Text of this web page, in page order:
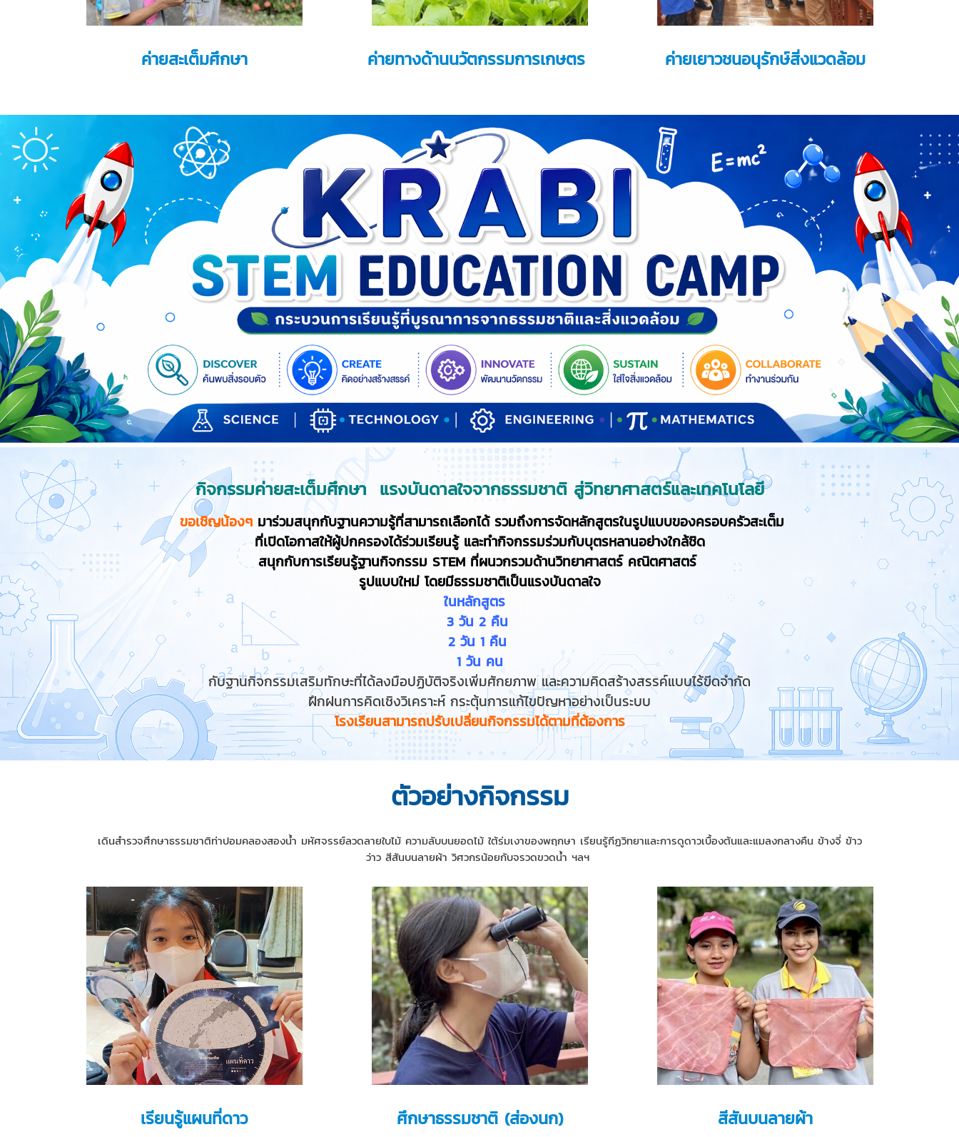
ค่ายสะเต็มศึกษา ค่ายทางด้านนวัตกรรมการเกษตร ค่ายเยาวชนอนุรักษ์สิ่งแวดล้อม
กิจกรรมค่ายสะเต็มศึกษา แรงบันดาลใจจากธรรมชาติ สู่วิทยาศาสตร์และเทคโนโลยี
ขอเชิญน้องๆ มาร่วมสนุกกับฐานความรู้ที่สามารถเลือกได้ รวมถึงการจัดหลักสูตรในรูปแบบของครอบครัวสะเต็ม
ที่เปิดโอกาสให้ผู้ปกครองได้ร่วมเรียนรู้ และทำกิจกรรมร่วมกับบุตรหลานอย่างใกล้ชิด
สนุกกับการเรียนรู้ฐานกิจกรรม STEM ที่ผนวกรวมด้านวิทยาศาสตร์ คณิตศาสตร์
รูปแบบใหม่ โดยมีธรรมชาติเป็นแรงบันดาลใจ
ในหลักสูตร
3 วัน 2 คืน
2 วัน 1 คืน
1 วัน คน
กับฐานกิจกรรมเสริมทักษะที่ได้ลงมือปฏิบัติจริงเพิ่มศักยภาพ และความคิดสร้างสรรค์แบบไร้ขีดจำกัด
ฝึกฝนการคิดเชิงวิเคราะห์ กระตุ้นการแก้ไขปัญหาอย่างเป็นระบบ
โรงเรียนสามารถปรับเปลี่ยนกิจกรรมได้ตามที่ต้องการ
ตัวอย่างกิจกรรม
เดินสำรวจศึกษาธรรมชาติท่าปอมคลองสองน้ำ มหัศจรรย์ลวดลายใบไม้ ความลับบนยอดไม้ ใต้ร่มเงาของพฤกษา เรียนรู้กีฏวิทยาและการดูดาวเบื้องต้นและแมลงกลางคืน ข้างจี่ ข้าว
ว่าว สีสันบนลายผ้า วิศวกรน้อยกับจรวดขวดน้ำ ฯลฯ
เรียนรู้แผนที่ดาว ศึกษาธรรมชาติ (ส่องนก) สีสันบนลายผ้า